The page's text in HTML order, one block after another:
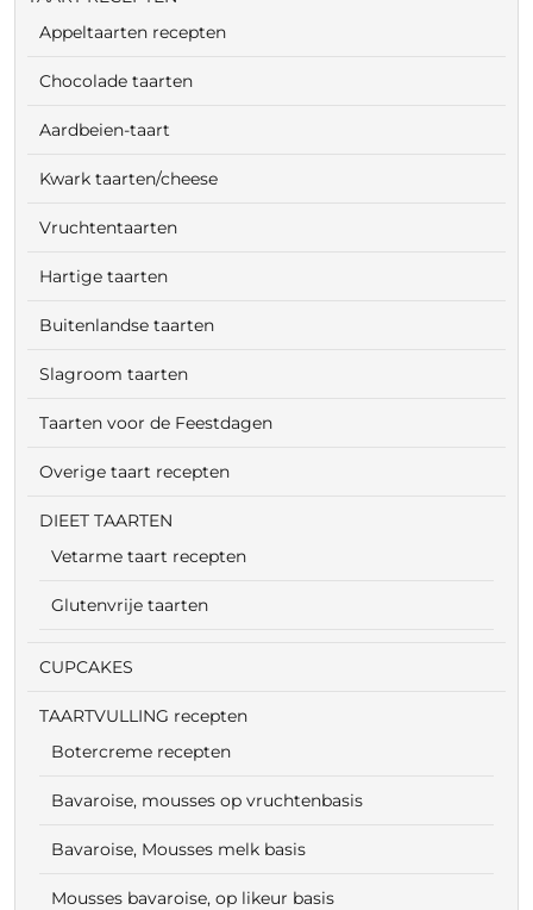
Appeltaarten recepten
Chocolade taarten
Aardbeien-taart
Kwark taarten/cheese
Vruchtentaarten
Hartige taarten
Buitenlandse taarten
Slagroom taarten
Taarten voor de Feestdagen
Overige taart recepten
DIEET TAARTEN
Vetarme taart recepten
Glutenvrije taarten
CUPCAKES
TAARTVULLING recepten
Botercreme recepten
Bavaroise, mousses op vruchtenbasis
Bavaroise, Mousses melk basis
Mousses bavaroise, op likeur basis